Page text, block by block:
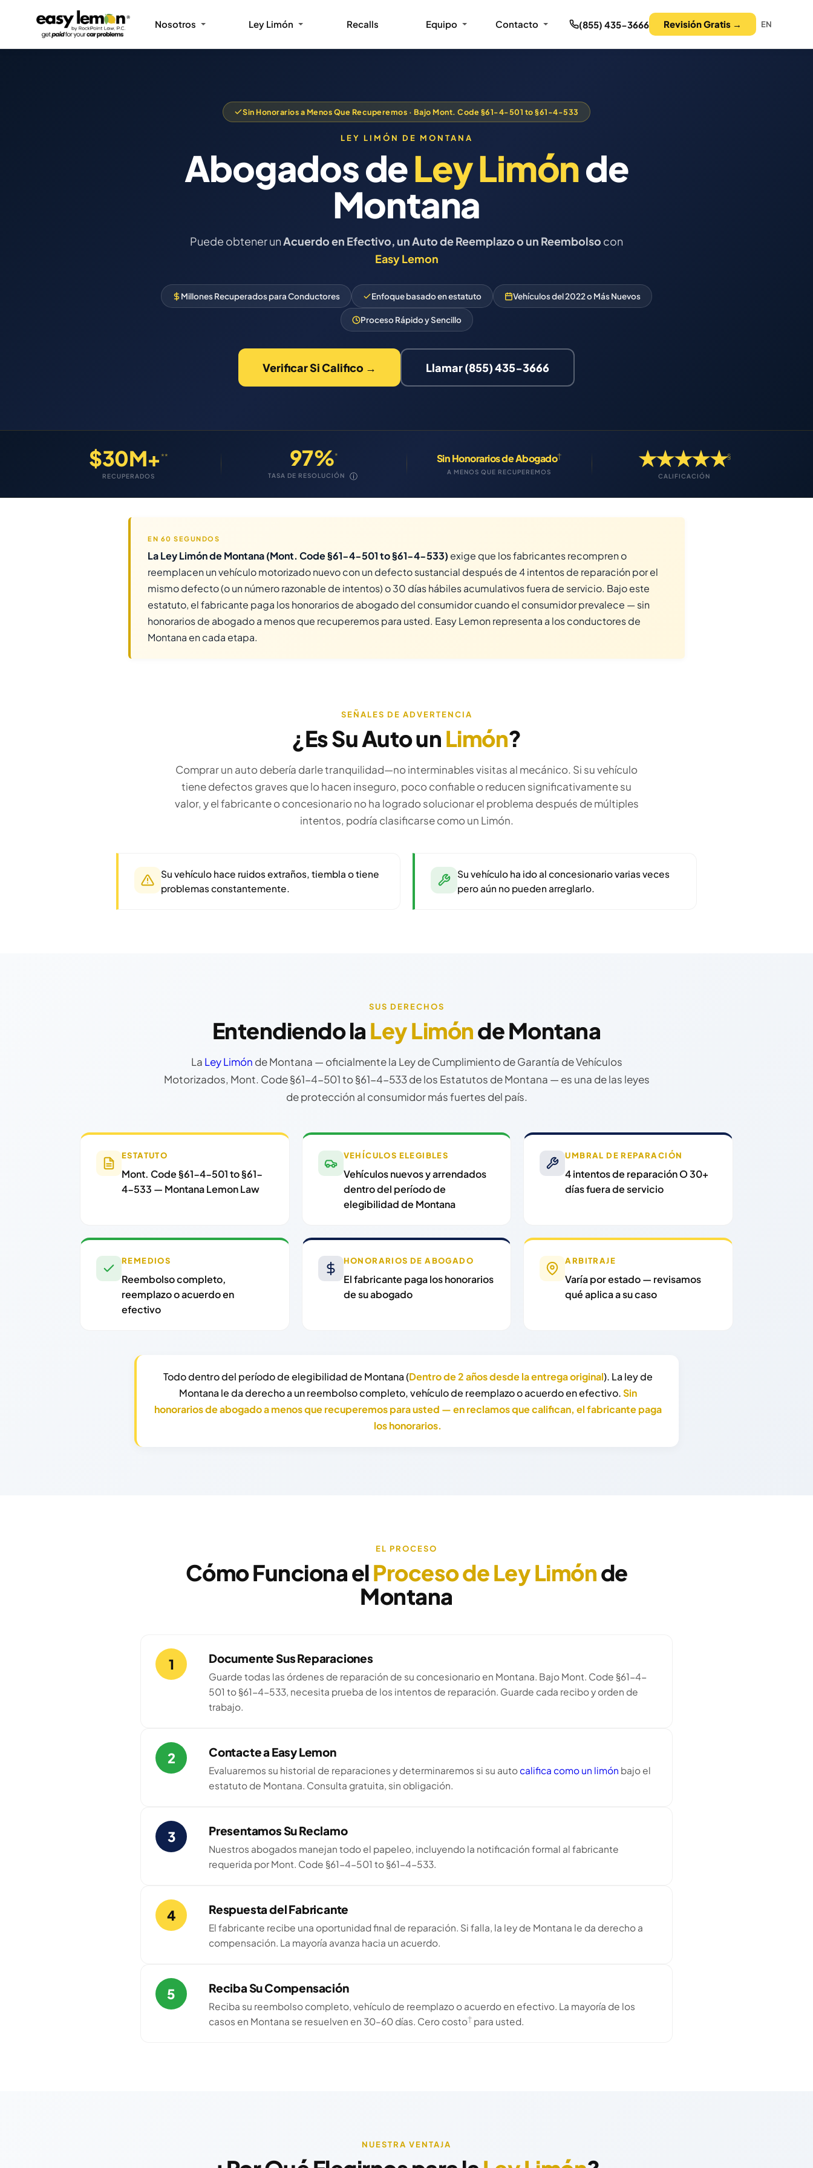
Nosotros Ley Limón Recalls Equipo Contacto (855) 435-3666 Revisión Gratis → EN
Sin Honorarios a Menos Que Recuperemos · Bajo Mont. Code §61-4-501 to §61-4-533
LEY LIMÓN DE MONTANA
Abogados deLey Limónde
Montana
Puede obtener unAcuerdo en Efectivo, un Auto de Reemplazo o un Reembolso con
Easy Lemon
Millones Recuperados para Conductores Enfoque basado en estatuto Vehículos del 2022 o Más Nuevos
Proceso Rápido y Sencillo
Verificar Si Califico → Llamar (855) 435-3666
$30M+ **
RECUPERADOS
97%*
TASA DE RESOLUCIÓN ⓘ
Sin Honorarios de Abogado†
A MENOS QUE RECUPEREMOS
★★★★★§
CALIFICACIÓN
EN 60 SEGUNDOS
La Ley Limón de Montana (Mont. Code §61-4-501 to §61-4-533) exige que los fabricantes recompren o
reemplacen un vehículo motorizado nuevo con un defecto sustancial después de 4 intentos de reparación por el
mismo defecto (o un número razonable de intentos) o 30 días hábiles acumulativos fuera de servicio. Bajo este
estatuto, el fabricante paga los honorarios de abogado del consumidor cuando el consumidor prevalece — sin
honorarios de abogado a menos que recuperemos para usted. Easy Lemon representa a los conductores de
Montana en cada etapa.
SEÑALES DE ADVERTENCIA
¿Es Su Auto un Limón?
Comprar un auto debería darle tranquilidad—no interminables visitas al mecánico. Si su vehículo
tiene defectos graves que lo hacen inseguro, poco confiable o reducen significativamente su
valor, y el fabricante o concesionario no ha logrado solucionar el problema después de múltiples
intentos, podría clasificarse como un Limón.
Su vehículo hace ruidos extraños, tiembla o tiene
problemas constantemente.
Su vehículo ha ido al concesionario varias veces
pero aún no pueden arreglarlo.
SUS DERECHOS
Entendiendo la Ley Limónde Montana
La Ley Limón de Montana — oficialmente la Ley de Cumplimiento de Garantía de Vehículos
Motorizados, Mont. Code §61-4-501 to §61-4-533 de los Estatutos de Montana — es una de las leyes
de protección al consumidor más fuertes del país.
ESTATUTO
Mont. Code §61-4-501 to §61-
4-533 — Montana Lemon Law
VEHÍCULOS ELEGIBLES
Vehículos nuevos y arrendados
dentro del período de
elegibilidad de Montana
UMBRAL DE REPARACIÓN
4 intentos de reparación O 30+
días fuera de servicio
REMEDIOS
Reembolso completo,
reemplazo o acuerdo en
efectivo
HONORARIOS DE ABOGADO
El fabricante paga los honorarios
de su abogado
ARBITRAJE
Varía por estado — revisamos
qué aplica a su caso
Todo dentro del período de elegibilidad de Montana (Dentro de 2 años desde la entrega original). La ley de
Montana le da derecho a un reembolso completo, vehículo de reemplazo o acuerdo en efectivo.Sin
honorarios de abogado a menos que recuperemos para usted — en reclamos que califican, el fabricante paga
los honorarios.
EL PROCESO
Cómo Funciona elProceso de Ley Limónde
Montana
1 Documente Sus Reparaciones
Guarde todas las órdenes de reparación de su concesionario en Montana. Bajo Mont. Code §61-4-
501 to §61-4-533, necesita prueba de los intentos de reparación. Guarde cada recibo y orden de
trabajo.
2 Contacte a Easy Lemon
Evaluaremos su historial de reparaciones y determinaremos si su autocalifica como un limón bajo el
estatuto de Montana. Consulta gratuita, sin obligación.
3 Presentamos Su Reclamo
Nuestros abogados manejan todo el papeleo, incluyendo la notificación formal al fabricante
requerida por Mont. Code §61-4-501 to §61-4-533.
4 Respuesta del Fabricante
El fabricante recibe una oportunidad final de reparación. Si falla, la ley de Montana le da derecho a
compensación. La mayoría avanza hacia un acuerdo.
5 Reciba Su Compensación
Reciba su reembolso completo, vehículo de reemplazo o acuerdo en efectivo. La mayoría de los
casos en Montana se resuelven en 30–60 días. Cero costo† para usted.
NUESTRA VENTAJA